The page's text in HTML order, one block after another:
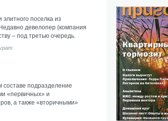
поселка из
девелопер (компания
– под третью очередь.
составе подразделение
«первичных» и
а также «вторичными»